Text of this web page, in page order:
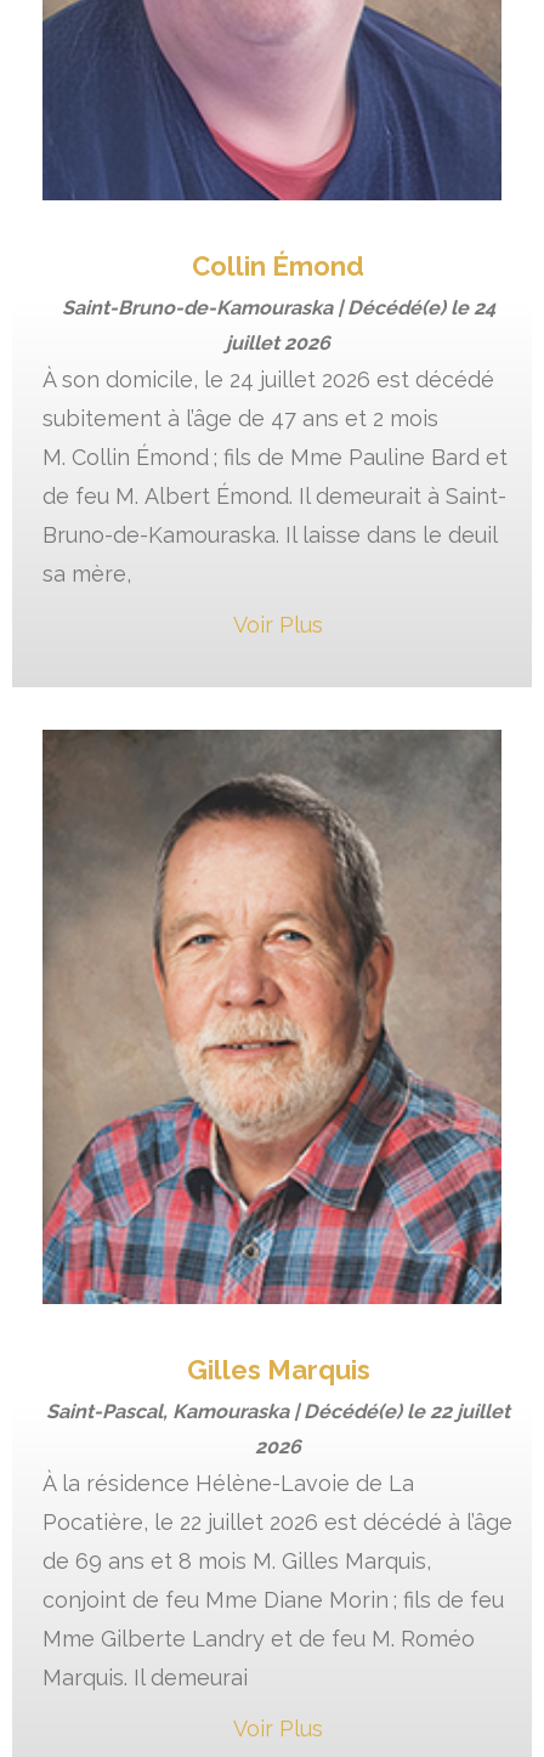
Collin Émond
Saint-Bruno-de-Kamouraska | Décédé(e) le24
juillet 2026
À son domicile, le 24 juillet 2026 est décédé
subitement à l’âge de 47 ans et 2 mois
M. Collin Émond ; fils de Mme Pauline Bard et
de feu M. Albert Émond. Il demeurait à Saint-
Bruno-de-Kamouraska. Il laisse dans le deuil
sa mère,
Voir Plus
Gilles Marquis
Saint-Pascal, Kamouraska | Décédé(e) le 22 juillet
2026
À la résidence Hélène-Lavoie de La
Pocatière, le 22 juillet 2026 est décédé à l’âge
de 69 ans et 8 mois M. Gilles Marquis,
conjoint de feu Mme Diane Morin ; fils de feu
Mme Gilberte Landry et de feu M. Roméo
Marquis. Il demeurai
Voir Plus